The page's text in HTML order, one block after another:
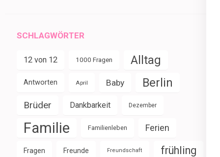
SCHLAGWÖRTER
12 von 12 1000 Fragen Alltag
Antworten April Baby Berlin
Brüder Dankbarkeit Dezember
Familie Familienleben Ferien
Fragen Freunde Freundschaft frühling